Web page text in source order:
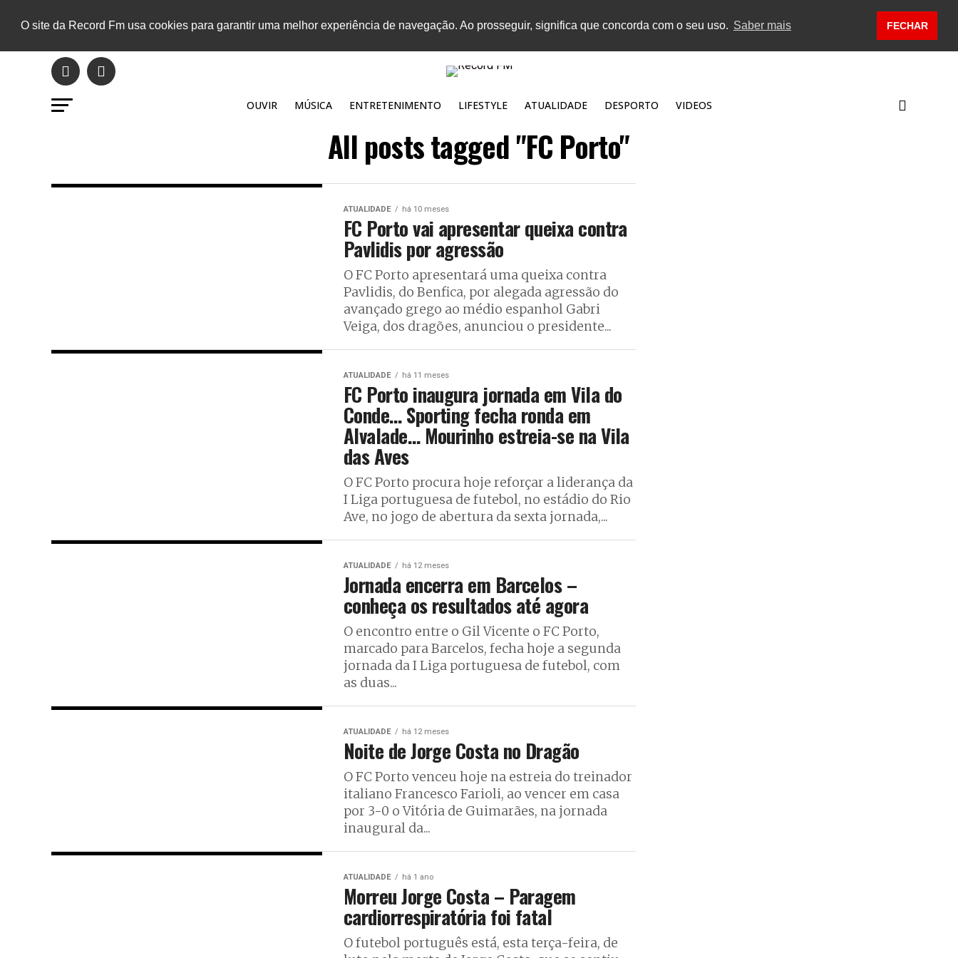
O site da Record Fm usa cookies para garantir uma melhor experiência de navegação. Ao prosseguir, significa que concorda com o seu uso. Saber mais FECHAR
OUVIR MÚSICA ENTRETENIMENTO LIFESTYLE ATUALIDADE DESPORTO VIDEOS
All posts tagged "FC Porto"
ATUALIDADE há 10 meses
FC Porto vai apresentar queixa contra
Pavlidis por agressão
O FC Porto apresentará uma queixa contra
Pavlidis, do Benfica, por alegada agressão do
avançado grego ao médio espanhol Gabri
Veiga, dos dragões, anunciou o presidente...
ATUALIDADE há 11 meses
FC Porto inaugura jornada em Vila do
Conde… Sporting fecha ronda em
Alvalade… Mourinho estreia-se na Vila
das Aves
O FC Porto procura hoje reforçar a liderança da
I Liga portuguesa de futebol, no estádio do Rio
Ave, no jogo de abertura da sexta jornada,...
ATUALIDADE há 12 meses
Jornada encerra em Barcelos –
conheça os resultados até agora
O encontro entre o Gil Vicente o FC Porto,
marcado para Barcelos, fecha hoje a segunda
jornada da I Liga portuguesa de futebol, com
as duas...
ATUALIDADE há 12 meses
Noite de Jorge Costa no Dragão
O FC Porto venceu hoje na estreia do treinador
italiano Francesco Farioli, ao vencer em casa
por 3-0 o Vitória de Guimarães, na jornada
inaugural da...
ATUALIDADE há 1 ano
Morreu Jorge Costa – Paragem
cardiorrespiratória foi fatal
O futebol português está, esta terça-feira, de